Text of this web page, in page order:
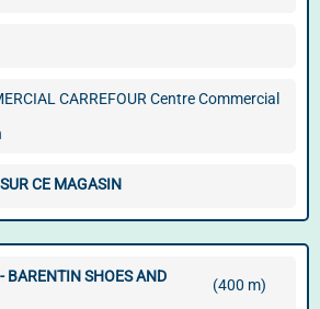
CARREFOUR Centre Commercial
CE MAGASIN
BARENTIN SHOES AND
(400 m)